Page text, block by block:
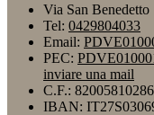
Via San
Tel: 0429804033
Email:
PEC:
inviare una mail
C.F.: 82005810286
IBAN: